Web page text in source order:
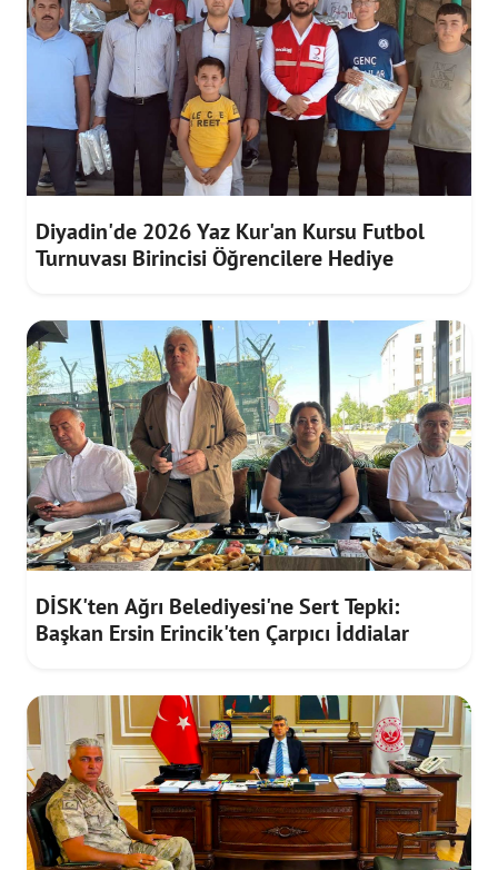
Diyadin'de 2026 Yaz Kur'an Kursu Futbol
Turnuvası Birincisi Öğrencilere Hediye
DİSK'ten Ağrı Belediyesi'ne Sert Tepki:
Başkan Ersin Erincik'ten Çarpıcı İddialar